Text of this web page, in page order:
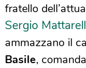
fratello
Sergio
ammazzano il
Basile,